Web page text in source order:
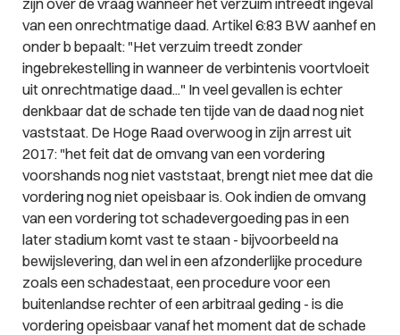
van een onrechtmatige daad. Artikel 6:83 BW aanhef en
onder b bepaalt: "Het verzuim treedt zonder
ingebrekestelling in wanneer de verbintenis voortvloeit
uit onrechtmatige daad..." In veel gevallen is echter
denkbaar dat de schade ten tijde van de daad nog niet
vaststaat. De Hoge Raad overwoog in zijn arrest uit
2017: "het feit dat de omvang van een vordering
voorshands nog niet vaststaat, brengt niet mee dat die
vordering nog niet opeisbaar is. Ook indien de omvang
van een vordering tot schadevergoeding pas in een
later stadium komt vast te staan - bijvoorbeeld na
bewijslevering, dan wel in een afzonderlijke procedure
zoals een schadestaat, een procedure voor een
buitenlandse rechter of een arbitraal geding - is die
vordering opeisbaar vanaf het moment dat de schade